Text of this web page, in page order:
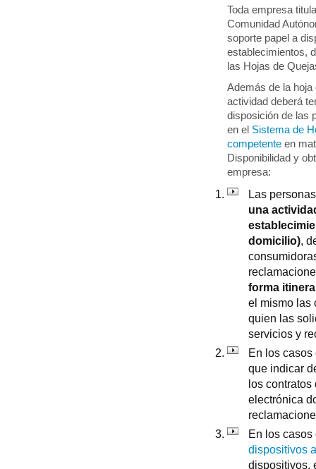
Toda empresa
Comunidad
soporte papel a
establecimientos,
las Hojas de
Además de la
actividad deberá
disposición de las
en el Sistema de
competente en
Disponibilidad y
empresa:
Las
una
domicilio),
forma
el mismo las
quien las
servicios y
En los
que indicar
los
electrónica
En los
dispositivos
dispositivos,